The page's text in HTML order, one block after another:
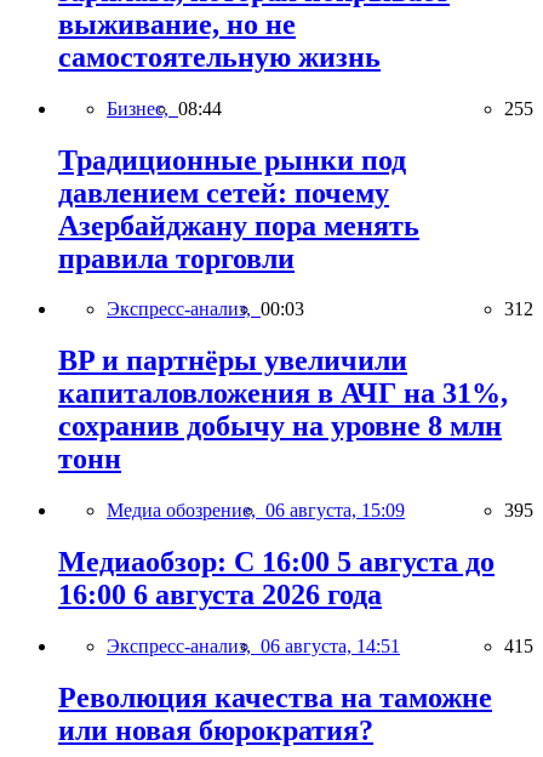
выживание, но не
самостоятельную жизнь
Бизнес, 08:44 255
Традиционные рынки под
давлением сетей: почему
Азербайджану пора менять
правила торговли
Экспресс-анализ, 00:03 312
BP и партнёры увеличили
капиталовложения в АЧГ на 31%,
сохранив добычу на уровне 8 млн
тонн
Медиа обозрение, 06 августа, 15:09 395
Медиаобзор: С 16:00 5 августа до
16:00 6 августа 2026 года
Экспресс-анализ, 06 августа, 14:51 415
Революция качества на таможне
или новая бюрократия?